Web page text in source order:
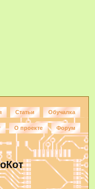
Статьи Обучалка
О проекте Форум